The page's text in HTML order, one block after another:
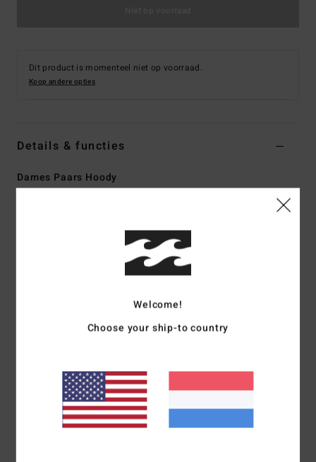
Dit product is momenteel niet op voorraad.
Koop andere opties
Details & functies
Dames Paars Hoody
Tropical High-collectie
20% gerecycled polyester
Halslijn:Capuchon
Mouwen:Lange mouwen
Sluiting:Om over het hoofd aan te trekken
Branding:Verschillende grafische motieven
Welcome!
Choose your ship-to country